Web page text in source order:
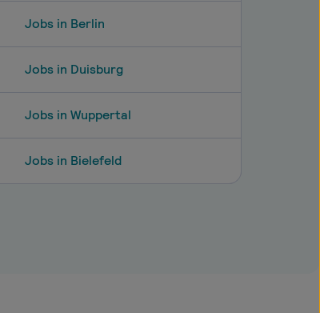
Jobs in Berlin
Jobs in Duisburg
Jobs in Wuppertal
Jobs in Bielefeld